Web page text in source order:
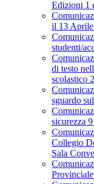
Edizioni 1
il 13
studenti/
di testo
scolastico
sguardo
sicurezza
Collegio
Sala